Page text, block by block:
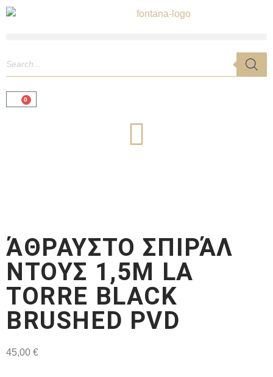
0
ΆΘΡΑΥΣΤΟ ΣΠΙΡΆΛ
ΝΤΟΥΣ 1,5M LA
TORRE BLACK
BRUSHED PVD
45,00 €